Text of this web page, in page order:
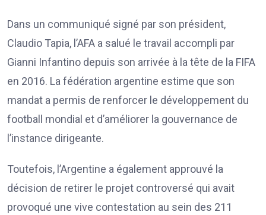
Dans un communiqué signé par son président,
Claudio Tapia, l’AFA a salué le travail accompli par
Gianni Infantino depuis son arrivée à la tête de la FIFA
en 2016. La fédération argentine estime que son
mandat a permis de renforcer le développement du
football mondial et d’améliorer la gouvernance de
l’instance dirigeante.
Toutefois, l’Argentine a également approuvé la
décision de retirer le projet controversé qui avait
provoqué une vive contestation au sein des 211